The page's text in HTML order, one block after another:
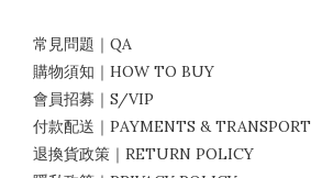
常見問題｜QA
購物須知｜HOW TO BUY
會員招募｜S/VIP
付款配送｜PAYMENTS & TRANSPORT
退換貨政策｜RETURN POLICY